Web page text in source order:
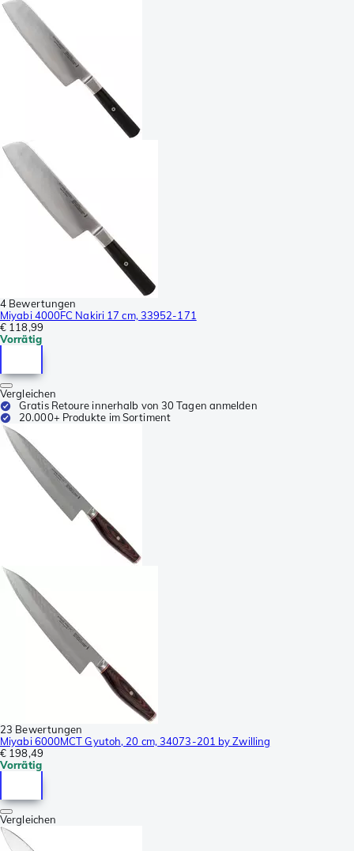
4 Bewertungen
Miyabi 4000FC Nakiri 17 cm, 33952-171
€ 118,99
Vorrätig
Vergleichen
Gratis Retoure innerhalb von 30 Tagen anmelden
20.000+ Produkte im Sortiment
23 Bewertungen
Miyabi 6000MCT Gyutoh, 20 cm, 34073-201 by Zwilling
€ 198,49
Vorrätig
Vergleichen